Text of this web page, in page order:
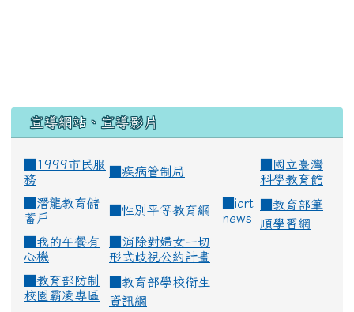
宣導網站、宣導影片
■1999市民服
務
疾病管制局
國立臺灣
科學教育館
潛龍教育儲
蓄戶
性別平等教育網
icrt
news
教育部筆
順學習網
我的午餐有
心機
消除對婦女一切
形式歧視公約計畫
教育部防制
校園霸凌專區
教育部學校衛生
資訊網